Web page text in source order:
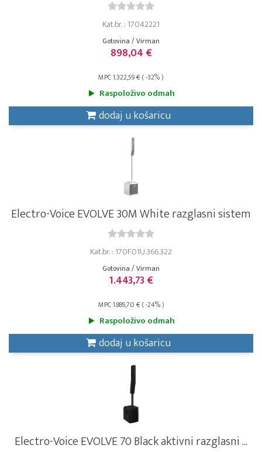
Kat.br. : 17042221
Gotovina / Virman
898,04 €
MPC 1.322,59 € ( -32% )
Raspoloživo odmah
dodaj u košaricu
Electro-Voice EVOLVE 30M White razglasni sistem
Kat.br. : 170F.01U.366.322
Gotovina / Virman
1.443,73 €
MPC 1.889,70 € ( -24% )
Raspoloživo odmah
dodaj u košaricu
Electro-Voice EVOLVE 70 Black aktivni razglasni ...